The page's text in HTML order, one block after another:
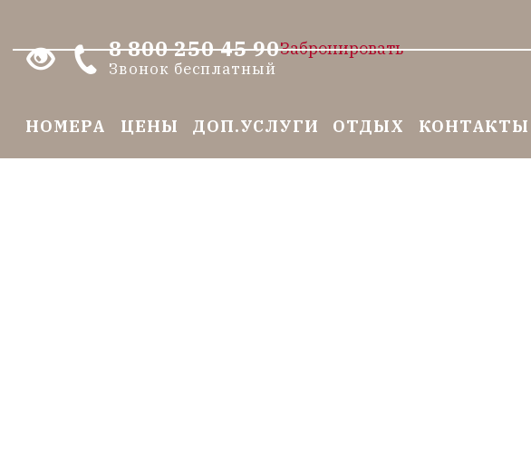
8 800 250 45 90
Звонок бесплатный
Забронировать
НОМЕРА ЦЕНЫ ДОП.УСЛУГИ ОТДЫХ
КОНТАКТЫ